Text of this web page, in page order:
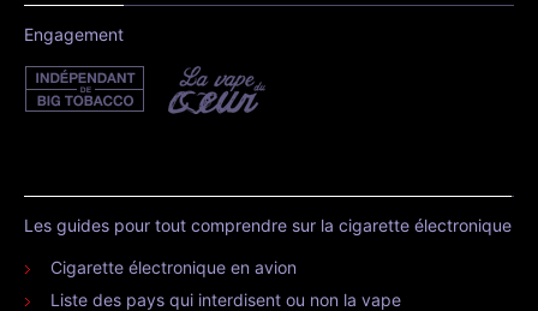
Engagement
Les guides pour tout comprendre sur la cigarette électronique
Cigarette électronique en avion
Liste des pays qui interdisent ou non la vape